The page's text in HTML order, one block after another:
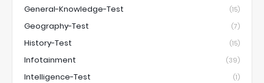
General-Knowledge-Test (15)
Geography-Test (7)
History-Test (15)
Infotainment (39)
Intelligence-Test (1)